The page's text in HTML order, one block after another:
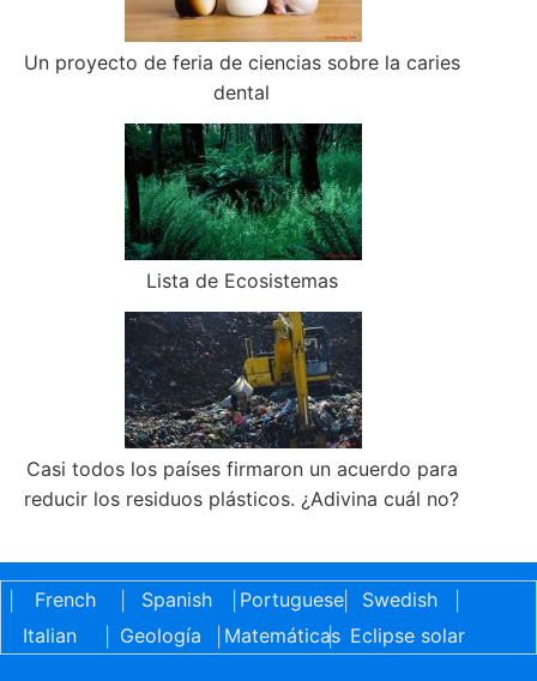
Un proyecto de feria de ciencias sobre la caries
dental
Lista de Ecosistemas
Casi todos los países firmaron un acuerdo para
reducir los residuos plásticos. ¿Adivina cuál no?
French Spanish Portuguese| Swedish
Italian
Geología Matemáticas
| Eclipse solar